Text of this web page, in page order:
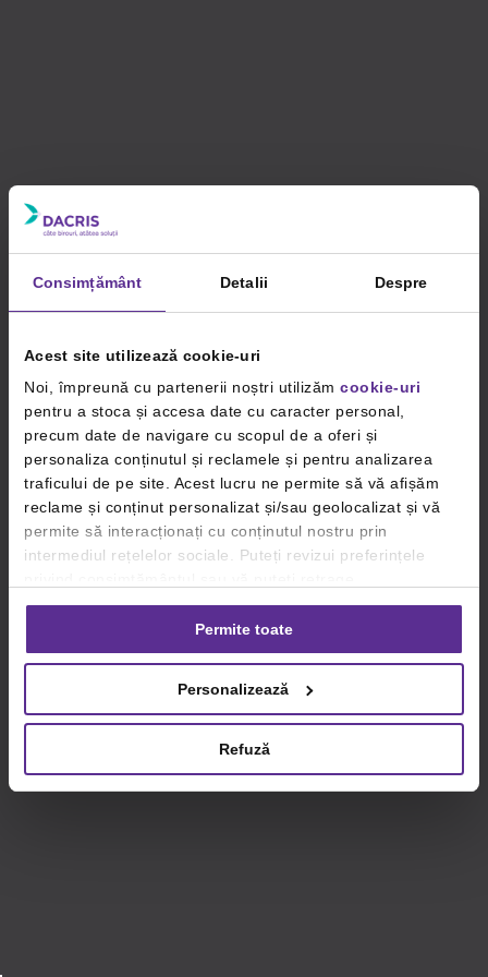
Consimțământ Detalii Despre
Acest site utilizează cookie-uri
Noi, împreună cu partenerii noștri utilizăm cookie-uri
pentru a stoca și accesa date cu caracter personal,
precum date de navigare cu scopul de a oferi și
personaliza conținutul și reclamele și pentru analizarea
traficului de pe site. Acest lucru ne permite să vă afișăm
reclame și conținut personalizat și/sau geolocalizat și vă
permite să interacționați cu conținutul nostru prin
intermediul rețelelor sociale. Puteți revizui preferințele
consimțământul oricând, făcând click pe linkul către
setările dvs. de cookie-uri.
privind utilizarea modulelor cookie.Detalii
Permite toate
Personalizează
Refuză